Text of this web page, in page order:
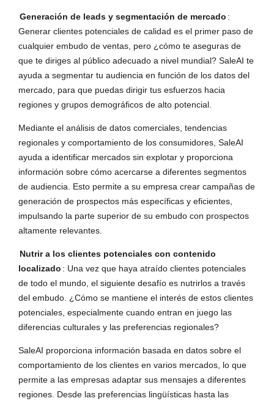
Generación de leads y segmentación de mercado :
Generar clientes potenciales de calidad es el primer paso de
cualquier embudo de ventas, pero ¿cómo te aseguras de
que te diriges al público adecuado a nivel mundial? SaleAI te
ayuda a segmentar tu audiencia en función de los datos del
mercado, para que puedas dirigir tus esfuerzos hacia
regiones y grupos demográficos de alto potencial.
Mediante el análisis de datos comerciales, tendencias
regionales y comportamiento de los consumidores, SaleAI
ayuda a identificar mercados sin explotar y proporciona
información sobre cómo acercarse a diferentes segmentos
de audiencia. Esto permite a su empresa crear campañas de
generación de prospectos más específicas y eficientes,
impulsando la parte superior de su embudo con prospectos
altamente relevantes.
Nutrir a los clientes potenciales con contenido
localizado : Una vez que haya atraído clientes potenciales
de todo el mundo, el siguiente desafío es nutrirlos a través
del embudo. ¿Cómo se mantiene el interés de estos clientes
potenciales, especialmente cuando entran en juego las
diferencias culturales y las preferencias regionales?
SaleAI proporciona información basada en datos sobre el
comportamiento de los clientes en varios mercados, lo que
permite a las empresas adaptar sus mensajes a diferentes
regiones. Desde las preferencias lingüísticas hasta las